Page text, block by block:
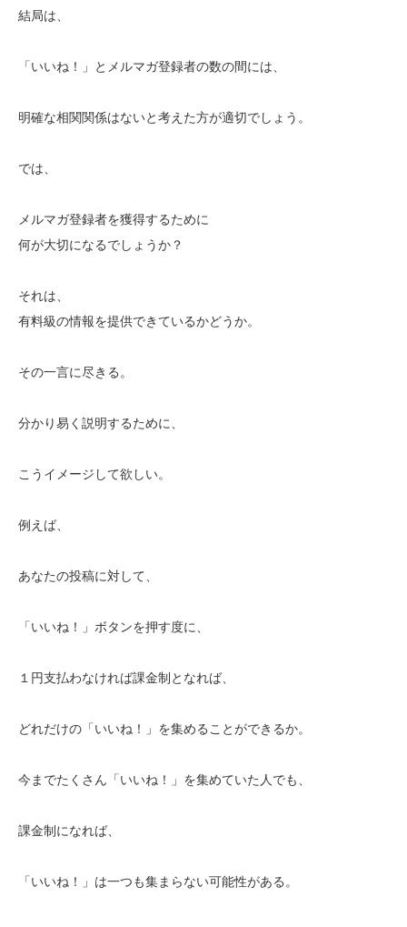
結局は、
「いいね！」とメルマガ登録者の数の間には、
明確な相関関係はないと考えた方が適切でしょう。
では、
メルマガ登録者を獲得するために
何が大切になるでしょうか？
それは、
有料級の情報を提供できているかどうか。
その一言に尽きる。
分かり易く説明するために、
こうイメージして欲しい。
例えば、
あなたの投稿に対して、
「いいね！」ボタンを押す度に、
１円支払わなければ課金制となれば、
どれだけの「いいね！」を集めることができるか。
今までたくさん「いいね！」を集めていた人でも、
課金制になれば、
「いいね！」は一つも集まらない可能性がある。